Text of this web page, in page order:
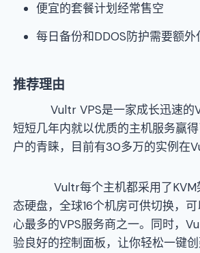
便宜的套餐计划经常售空
每日备份和DDOS防护需要额外
推荐理由
Vultr VPS是一家成长迅速的
短短几年内就以优质的主机服务赢
户的青睐，目前有30多万的实例在
Vultr每个主机都采用了KVM
态硬盘，全球16个机房可供切换，
心最多的VPS服务商之一。同时，
验良好的控制面板，让你轻松一键